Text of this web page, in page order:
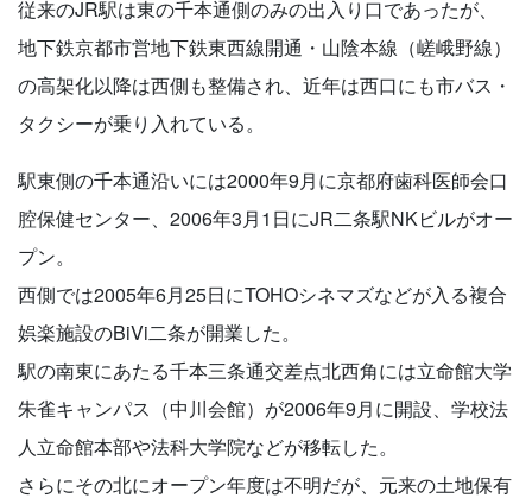
従来のJR駅は東の千本通側のみの出入り口であったが、
地下鉄京都市営地下鉄東西線開通・山陰本線（嵯峨野線）
の高架化以降は西側も整備され、近年は西口にも市バス・
タクシーが乗り入れている。
駅東側の千本通沿いには2000年9月に京都府歯科医師会口
腔保健センター、2006年3月1日にJR二条駅NKビルがオー
プン。
西側では2005年6月25日にTOHOシネマズなどが入る複合
娯楽施設のBiVi二条が開業した。
駅の南東にあたる千本三条通交差点北西角には立命館大学
朱雀キャンパス（中川会館）が2006年9月に開設、学校法
人立命館本部や法科大学院などが移転した。
さらにその北にオープン年度は不明だが、元来の土地保有